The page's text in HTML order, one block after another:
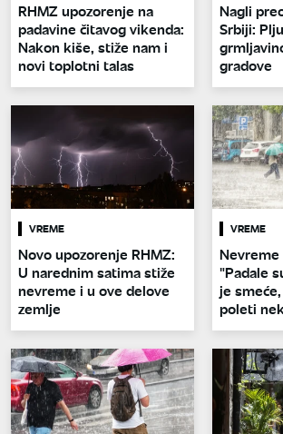
RHMZ upozorenje na
padavine čitavog vikenda:
Nakon kiše, stiže nam i
novi toplotni talas
Nagli
Srbiji:
gradove
VREME
Novo upozorenje RHMZ:
U narednim satima stiže
nevreme i u ove delove
zemlje
VREME
Nevreme
"Padale
je
poleti